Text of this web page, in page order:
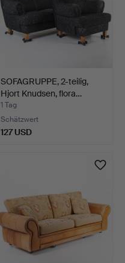
SOFAGRUPPE, 2-teilig,
Hjort Knudsen, flora…
1 Tag
Schätzwert
127 USD